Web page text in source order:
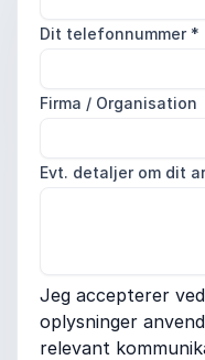
Dit telefonnummer *
Firma / Organisation
Evt. detaljer om dit
Jeg accepterer
oplysninger
relevant